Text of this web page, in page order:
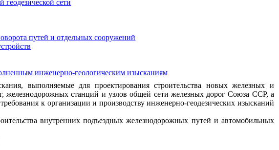
сети
путей и отдельных сооружений
инженерно-геологическим изысканиям
выполняемые для проектирования строительства новых железных и
железнодорожных станций и узлов общей сети железных дорог Союза ССР, а
к организации и производству инженерно-геодезических изысканий
внутренних подъездных железнодорожных путей и автомобильных